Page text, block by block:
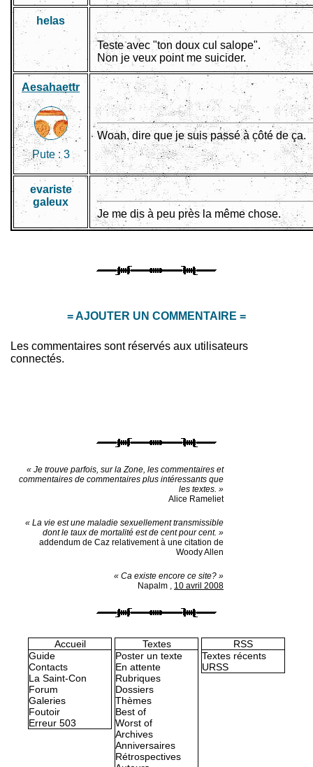
helas
Teste avec "ton doux cul salope".
Non je veux point me suicider.
Aesahaettr
Pute : 3
Woah, dire que je suis passé à côté de ça.
evariste
galeux
Je me dis à peu près la même chose.
= AJOUTER UN COMMENTAIRE =
Les commentaires sont réservés aux utilisateurs
connectés.
« Je trouve parfois, sur la Zone, les commentaires et
commentaires de commentaires plus intéressants que
les textes. »
Alice Rameliet
« La vie est une maladie sexuellement transmissible
dont le taux de mortalité est de cent pour cent. »
addendum de Caz relativement à une citation de
Woody Allen
« Ca existe encore ce site? »
Napalm , 10 avril 2008
Accueil
Guide
Contacts
La Saint-Con
Forum
Galeries
Foutoir
Erreur 503
Textes
Poster un texte
En attente
Rubriques
Dossiers
Thèmes
Best of
Worst of
Archives
Anniversaires
Rétrospectives
RSS
Textes récents
URSS